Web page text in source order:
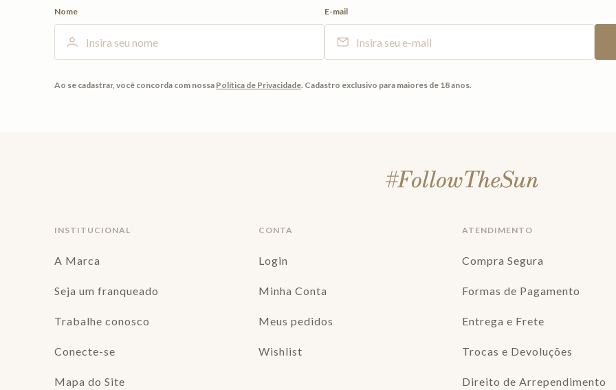
Nome E-mail
Ao se cadastrar, você concorda com nossa Política de Privacidade. Cadastro exclusivo para maiores de 18 anos.
INSTITUCIONAL
A Marca
Seja um franqueado
Trabalhe conosco
Conecte-se
Mapa do Site
CONTA
Login
Minha Conta
Meus pedidos
Wishlist
ATENDIMENTO
Compra Segura
Formas de Pagamento
Entrega e Frete
Trocas e Devoluções
Direito de Arrependimento